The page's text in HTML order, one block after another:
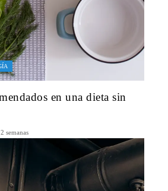
en una dieta sin
semanas